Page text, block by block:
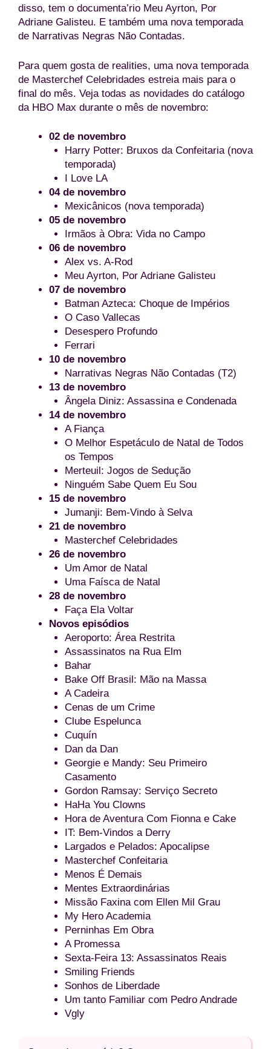
disso, tem o documenta’rio Meu Ayrton, Por
Adriane Galisteu. E também uma nova temporada
de Narrativas Negras Não Contadas.
Para quem gosta de realities, uma nova temporada
de Masterchef Celebridades estreia mais para o
final do mês. Veja todas as novidades do catálogo
da HBO Max durante o mês de novembro:
02 de novembro
Harry Potter: Bruxos da Confeitaria (nova
temporada)
I Love LA
04 de novembro
Mexicânicos (nova temporada)
05 de novembro
Irmãos à Obra: Vida no Campo
06 de novembro
Alex vs. A-Rod
Meu Ayrton, Por Adriane Galisteu
07 de novembro
Batman Azteca: Choque de Impérios
O Caso Vallecas
Desespero Profundo
Ferrari
10 de novembro
Narrativas Negras Não Contadas (T2)
13 de novembro
Ângela Diniz: Assassina e Condenada
14 de novembro
A Fiança
O Melhor Espetáculo de Natal de Todos
os Tempos
Merteuil: Jogos de Sedução
Ninguém Sabe Quem Eu Sou
15 de novembro
Jumanji: Bem-Vindo à Selva
21 de novembro
Masterchef Celebridades
26 de novembro
Um Amor de Natal
Uma Faísca de Natal
28 de novembro
Faça Ela Voltar
Novos episódios
Aeroporto: Área Restrita
Assassinatos na Rua Elm
Bahar
Bake Off Brasil: Mão na Massa
A Cadeira
Cenas de um Crime
Clube Espelunca
Cuquín
Dan da Dan
Georgie e Mandy: Seu Primeiro
Casamento
Gordon Ramsay: Serviço Secreto
HaHa You Clowns
Hora de Aventura Com Fionna e Cake
IT: Bem-Vindos a Derry
Largados e Pelados: Apocalipse
Masterchef Confeitaria
Menos É Demais
Mentes Extraordinárias
Missão Faxina com Ellen Mil Grau
My Hero Academia
Perninhas Em Obra
A Promessa
Sexta-Feira 13: Assassinatos Reais
Smiling Friends
Sonhos de Liberdade
Um tanto Familiar com Pedro Andrade
Vgly